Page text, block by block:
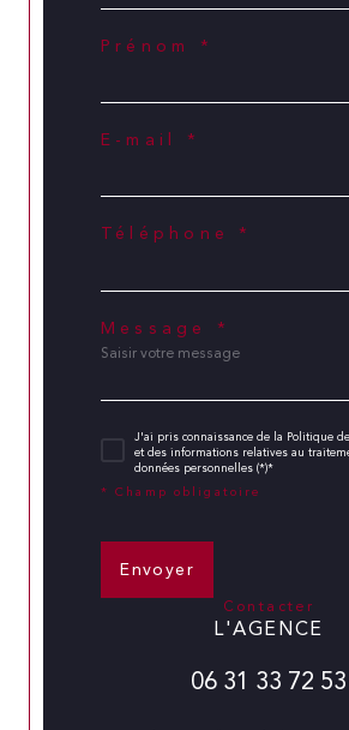
Prénom *
E-mail *
Téléphone *
Message *
J'ai pris connaissance de la Politique
et des informations relatives au
données personnelles (*)*
* Champ obligatoire
Envoyer
contacter
L'AGENCE
06 31 33 72 53